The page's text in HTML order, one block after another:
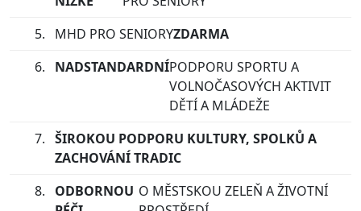
MHD PRO SENIORYZDARMA
NADSTANDARDNÍPODPORU SPORTU A
VOLNOČASOVÝCH AKTIVIT
DĚTÍ A MLÁDEŽE
ŠIROKOU PODPORU KULTURY, SPOLKŮ A
ZACHOVÁNÍ TRADIC
ODBORNOU O MĚSTSKOU ZELEŇ A ŽIVOTNÍ